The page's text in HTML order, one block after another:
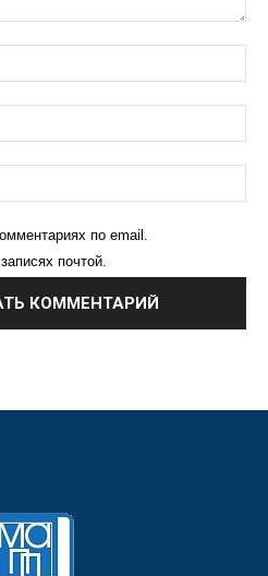
по email.
почтой.